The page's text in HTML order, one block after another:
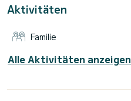
Aktivitäten
Familie
Alle Aktivitäten anzeigen